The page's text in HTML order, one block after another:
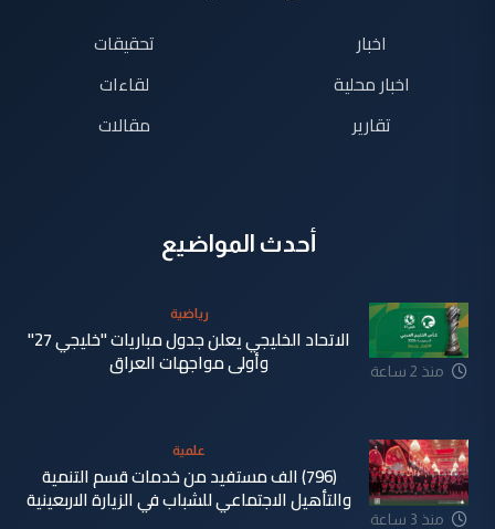
اخبار
اخبار محلية
تقارير
تحقيقات
لقاءات
مقالات
أحدث المواضيع
منذ 2 ساعة
رياضية
الاتحاد الخليجي يعلن جدول مباريات "خليجي 27"
وأولى مواجهات العراق
منذ 3 ساعة
علمية
(796) الف مستفيد من خدمات قسم التنمية
والتأهيل الاجتماعي للشباب في الزيارة الاربعينية